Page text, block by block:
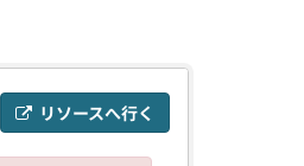
リソースへ行く